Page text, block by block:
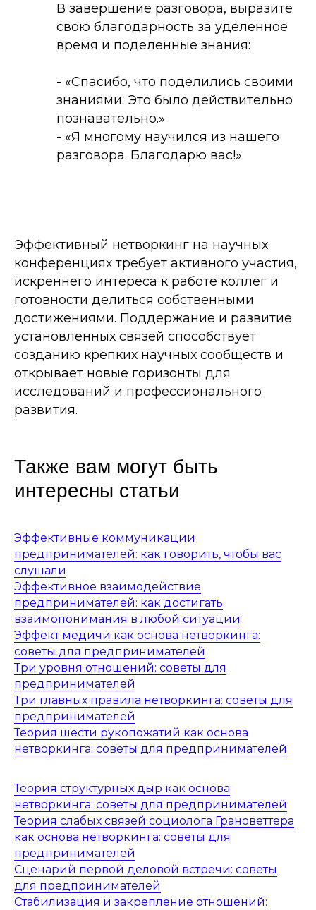
В завершение разговора, выразите
свою благодарность за уделенное
время и поделенные знания:
- «Спасибо, что поделились своими
знаниями. Это было действительно
познавательно.»
- «Я многому научился из нашего
разговора. Благодарю вас!»
Эффективный нетворкинг на научных
конференциях требует активного участия,
искреннего интереса к работе коллег и
готовности делиться собственными
достижениями. Поддержание и развитие
установленных связей способствует
созданию крепких научных сообществ и
открывает новые горизонты для
исследований и профессионального
развития.
Также вам могут быть
интересны статьи
Эффективные коммуникации
предпринимателей: как говорить, чтобы вас
слушали
Эффективное взаимодействие
предпринимателей: как достигать
взаимопонимания в любой ситуации
Эффект медичи как основа нетворкинга:
советы для предпринимателей
Три уровня отношений: советы для
предпринимателей
Три главных правила нетворкинга: советы для
предпринимателей
Теория шести рукопожатий как основа
нетворкинга: советы для предпринимателей
Теория структурных дыр как основа
нетворкинга: советы для предпринимателей
Теория слабых связей социолога Грановеттера
как основа нетворкинга: советы для
предпринимателей
Сценарий первой деловой встречи: советы
для предпринимателей
Стабилизация и закрепление отношений: